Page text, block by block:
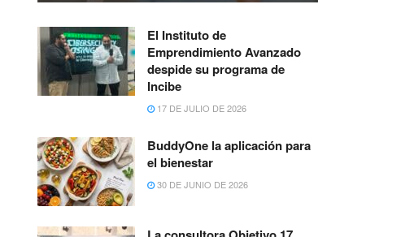
El Instituto de
Emprendimiento Avanzado
despide su programa de
Incibe
17 DE JULIO DE 2026
BuddyOne la aplicación para
el bienestar
30 DE JUNIO DE 2026